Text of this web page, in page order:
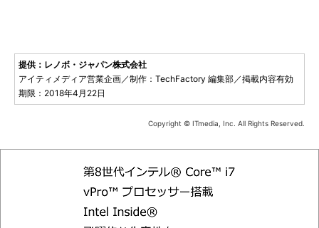
提供：レノボ・ジャパン株式会社
アイティメディア営業企画／制作：TechFactory 編集部／掲載内容有効
期限：2018年4月22日
Copyright © ITmedia, Inc. All Rights Reserved.